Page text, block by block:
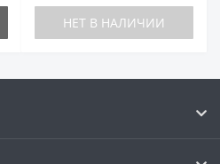
НЕТ В НАЛИЧИИ